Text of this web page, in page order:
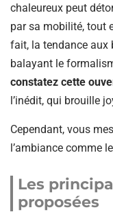
chaleureux peut
par sa mobilité, tout
fait, la tendance aux
balayant le
constatez cette
l’inédit, qui brouille
Cependant, vous
l’ambiance comme
Les
proposées